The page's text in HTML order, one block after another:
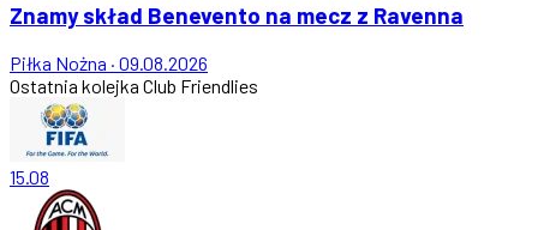
Znamy skład Benevento na mecz z Ravenna
Piłka Nożna · 09.08.2026
Ostatnia kolejka Club Friendlies
15.08